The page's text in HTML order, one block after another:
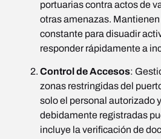
portuarias contra actos de
otras amenazas.
constante para disuadir
responder rápidamente a
Control de Accesos:
zonas restringidas del
solo el personal autorizado
debidamente registradas
incluye la verificación de